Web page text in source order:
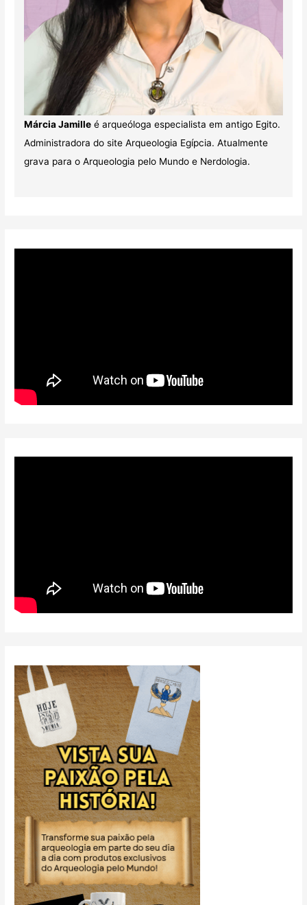
Márcia Jamilleé arqueóloga especialista em antigo Egito.
Administradora do site Arqueologia Egípcia. Atualmente
grava para o Arqueologia pelo Mundo e Nerdologia.